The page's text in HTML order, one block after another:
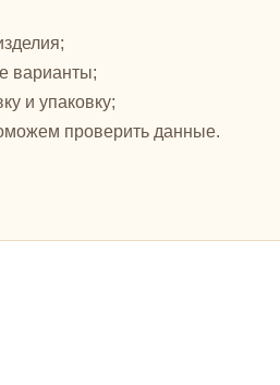
варианты;
и упаковку;
проверить данные.